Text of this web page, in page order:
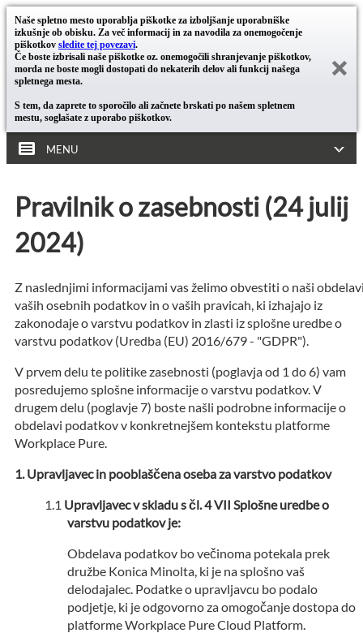
Naše spletno mesto uporablja piškotke za izboljšanje uporabniške
izkušnje ob obisku. Za več informacij in za navodila za onemogočenje
piškotkov sledite tej povezavi.
Če boste izbrisali naše piškotke oz. onemogočili shranjevanje piškotkov,
morda ne boste mogli dostopati do nekaterih delov ali funkcij našega
spletnega mesta.
S tem, da zaprete to sporočilo ali začnete brskati po našem spletnem
mestu, soglašate z uporabo piškotkov.
MENU
Pravilnik o zasebnosti (24 julij
2024)
Z naslednjimi informacijami vas želimo obvestiti o naši
vaših osebnih podatkov in o vaših pravicah, ki izhajajo iz
zakonodaje o varstvu podatkov in zlasti iz splošne uredbe o
varstvu podatkov (Uredba (EU) 2016/679 - "GDPR").
V prvem delu te politike zasebnosti (poglavja od 1 do 6) vam
posredujemo splošne informacije o varstvu podatkov. V
drugem delu (poglavje 7) boste našli podrobne informacije o
obdelavi podatkov v konkretnejšem kontekstu platforme
Workplace Pure.
Upravljavec in pooblaščena oseba za varstvo podatkov
Upravljavec v skladu s čl. 4 VII Splošne uredbe o
varstvu podatkov je:
Obdelava podatkov bo večinoma potekala prek
družbe Konica Minolta, ki je na splošno vaš
delodajalec. Podatke o upravljavcu bo podalo
podjetje, ki je odgovorno za omogočanje dostopa do
platforme Workplace Pure Cloud Platform.